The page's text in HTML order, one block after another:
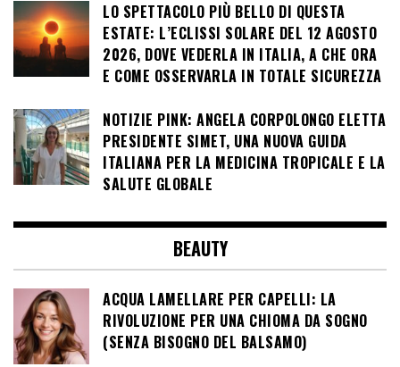
LO SPETTACOLO PIÙ BELLO DI QUESTA
ESTATE: L’ECLISSI SOLARE DEL 12 AGOSTO
2026, DOVE VEDERLA IN ITALIA, A CHE ORA
E COME OSSERVARLA IN TOTALE SICUREZZA
NOTIZIE PINK: ANGELA CORPOLONGO ELETTA
PRESIDENTE SIMET, UNA NUOVA GUIDA
ITALIANA PER LA MEDICINA TROPICALE E LA
SALUTE GLOBALE
BEAUTY
ACQUA LAMELLARE PER CAPELLI: LA
RIVOLUZIONE PER UNA CHIOMA DA SOGNO
(SENZA BISOGNO DEL BALSAMO)